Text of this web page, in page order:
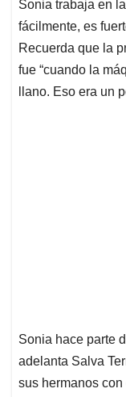
p
k
n
Sonia trabaja en
fácilmente, es
Recuerda que la
fue “cuando la
llano. Eso era un
Sonia hace parte
adelanta Salva
sus hermanos